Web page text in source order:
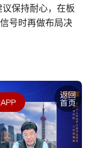
保持耐心，在板
号时再做布局决